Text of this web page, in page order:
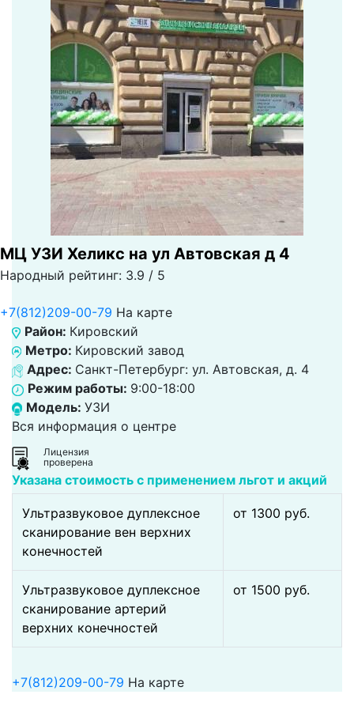
МЦ УЗИ Хеликс на ул Автовская д 4
Народный рейтинг: 3.9 / 5
+7(812)209-00-79 На карте
Район: Кировский
Метро: Кировский завод
Адрес: Санкт-Петербург: ул. Автовская, д. 4
Режим работы: 9:00-18:00
Модель: УЗИ
Вся информация о центре
Лицензия
проверена
Указана стоимость с применением льгот и акций
Ультразвуковое дуплексное
сканирование вен верхних
конечностей
от 1300 pуб.
Ультразвуковое дуплексное
сканирование артерий
верхних конечностей
от 1500 pуб.
+7(812)209-00-79 На карте